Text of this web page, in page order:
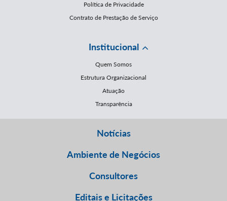
Política de Privacidade
Contrato de Prestação de Serviço
Institucional
Quem Somos
Estrutura Organizacional
Atuação
Transparência
Notícias
Ambiente de Negócios
Consultores
Editais e Licitações